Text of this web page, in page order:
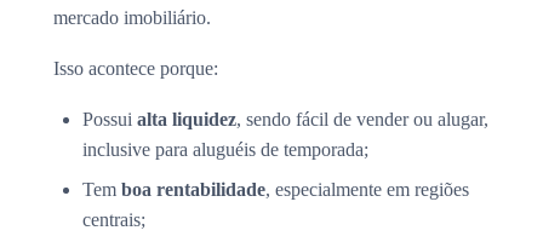
mercado imobiliário.
Isso acontece porque:
Possui alta liquidez, sendo fácil de vender ou alugar,
inclusive para aluguéis de temporada;
Tem boa rentabilidade, especialmente em regiões
centrais;